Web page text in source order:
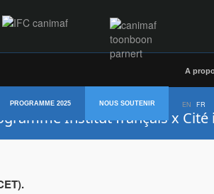
A
PROGRAMME 2025 NOUS SOUTENIR EN FR
Institut français x